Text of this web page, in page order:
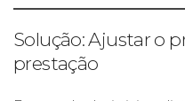
Solução: Ajustar o
prestação